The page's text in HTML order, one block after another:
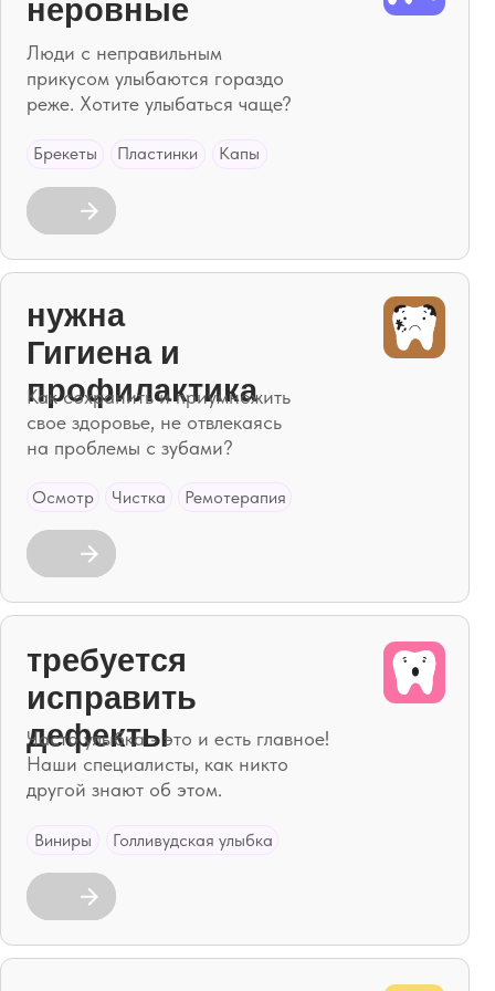
Гарантия
и
и приумножить
не отвлекаясь
улыбка
- это и есть главное!
как никто
об этом.